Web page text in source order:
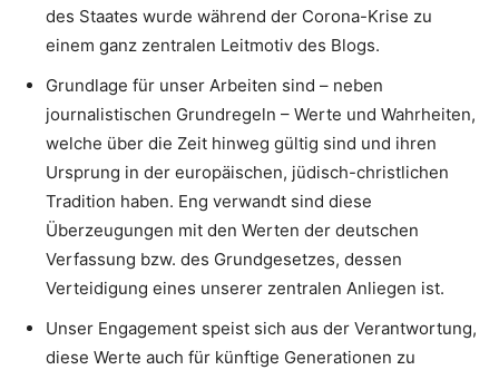
des Staates wurde während der Corona-Krise zu
einem ganz zentralen Leitmotiv des Blogs.
Grundlage für unser Arbeiten sind – neben
journalistischen Grundregeln – Werte und Wahrheiten,
welche über die Zeit hinweg gültig sind und ihren
Ursprung in der europäischen, jüdisch-christlichen
Tradition haben. Eng verwandt sind diese
Überzeugungen mit den Werten der deutschen
Verfassung bzw. des Grundgesetzes, dessen
Verteidigung eines unserer zentralen Anliegen ist.
Unser Engagement speist sich aus der Verantwortung,
diese Werte auch für künftige Generationen zu